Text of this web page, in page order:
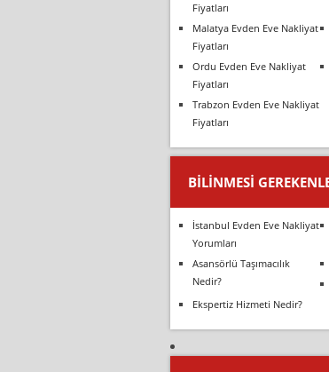
Fiyatları
Malatya Evden Eve Nakliyat
Fiyatları
Ordu Evden Eve Nakliyat
Fiyatları
Trabzon Evden Eve Nakliyat
Fiyatları
BILINMESI
İstanbul Evden Eve Nakliyat
Yorumları
Asansörlü Taşımacılık
Nedir?
Ekspertiz Hizmeti Nedir?